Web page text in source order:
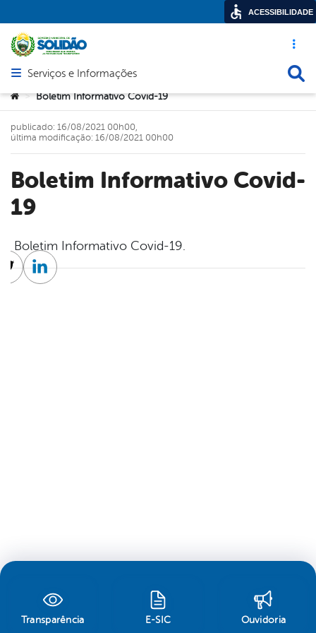
Acesso
Abrir menu principal de navegação
Serviços e Informações
Você está aqui:
> Boletim Informativo Covid-19
Boletim Informativo Covid-
19
publicado: 16/08/2021 00h00,
última modificação: 16/08/2021 00h00
Boletim Informativo Covid-19.
TwitterLinkedin
Transparência E-SIC Ouvidoria
ACESSIBILIDADE